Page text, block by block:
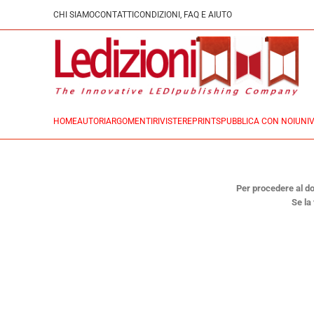
CHI SIAMOCONTATTI CONDIZIONI, FAQ E AIUTO
HOMEAUTORI ARGOMENTI RIVISTEREPRINTSPUBBLICA CON NOI
Per procedere al
Se